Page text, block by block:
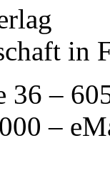
in
36 –
–